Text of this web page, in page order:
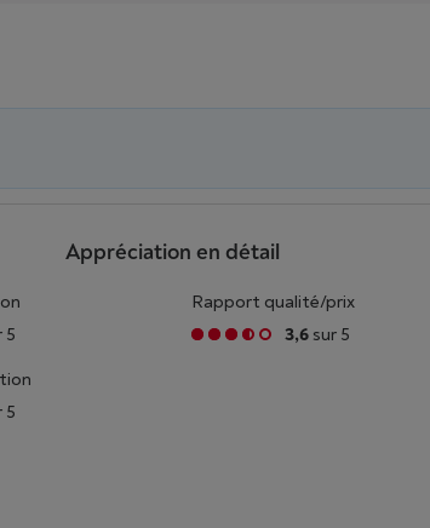
Appréciation en détail
5
Rapport qualité/prix
3,6sur 5
5